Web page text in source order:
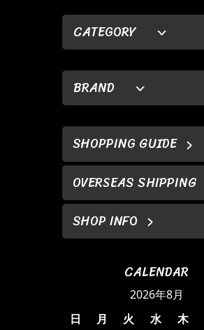
CATEGORY
BRAND
SHOPPING GUIDE
OVERSEAS SHIPPING
SHOP INFO
CALENDAR
2026年8月
日
月 火 水 木